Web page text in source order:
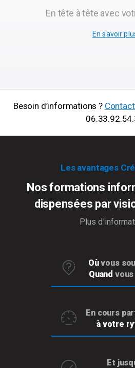
En tête à tête avec
En savoir
Besoin d’informations ?
Les avantages
Nos formations
dispensées par
Plus
Oùvous
Quand
En cours
à votre
Et